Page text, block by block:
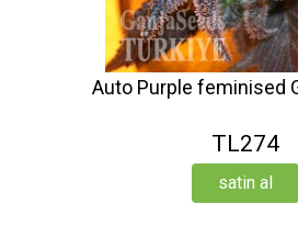
Auto Purple feminised
TL274
satin al